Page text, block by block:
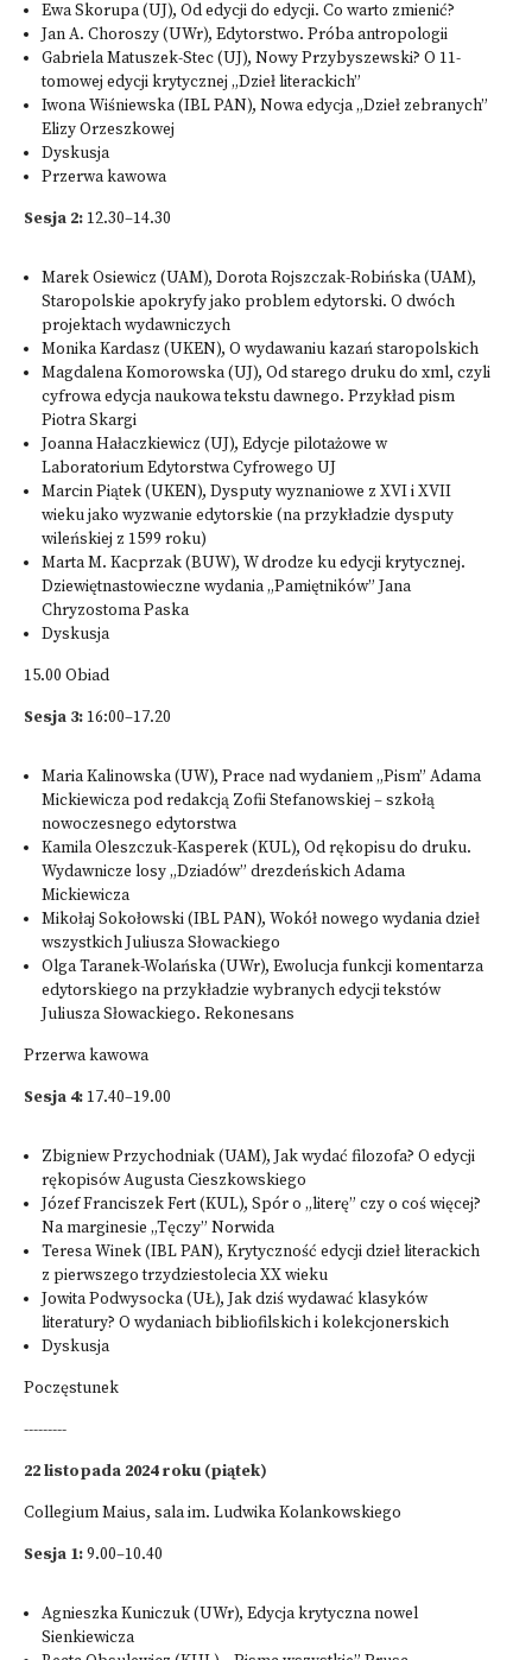
Ewa Skorupa (UJ), Od edycji do edycji. Co warto zmienić?
Jan A. Choroszy (UWr), Edytorstwo. Próba antropologii
Gabriela Matuszek-Stec (UJ), Nowy Przybyszewski? O 11-
tomowej edycji krytycznej „Dzieł literackich”
Iwona Wiśniewska (IBL PAN), Nowa edycja „Dzieł zebranych”
Elizy Orzeszkowej
Dyskusja
Przerwa kawowa
Sesja 2: 12.30–14.30
Marek Osiewicz (UAM), Dorota Rojszczak-Robińska (UAM),
Staropolskie apokryfy jako problem edytorski. O dwóch
projektach wydawniczych
Monika Kardasz (UKEN), O wydawaniu kazań staropolskich
Magdalena Komorowska (UJ), Od starego druku do xml, czyli
cyfrowa edycja naukowa tekstu dawnego. Przykład pism
Piotra Skargi
Joanna Hałaczkiewicz (UJ), Edycje pilotażowe w
Laboratorium Edytorstwa Cyfrowego UJ
Marcin Piątek (UKEN), Dysputy wyznaniowe z XVI i XVII
wieku jako wyzwanie edytorskie (na przykładzie dysputy
wileńskiej z 1599 roku)
Marta M. Kacprzak (BUW), W drodze ku edycji krytycznej.
Dziewiętnastowieczne wydania „Pamiętników” Jana
Chryzostoma Paska
Dyskusja
15.00 Obiad
Sesja 3: 16:00–17.20
Maria Kalinowska (UW), Prace nad wydaniem „Pism” Adama
Mickiewicza pod redakcją Zofii Stefanowskiej – szkołą
nowoczesnego edytorstwa
Kamila Oleszczuk-Kasperek (KUL), Od rękopisu do druku.
Wydawnicze losy „Dziadów” drezdeńskich Adama
Mickiewicza
Mikołaj Sokołowski (IBL PAN), Wokół nowego wydania dzieł
wszystkich Juliusza Słowackiego
Olga Taranek-Wolańska (UWr), Ewolucja funkcji komentarza
edytorskiego na przykładzie wybranych edycji tekstów
Juliusza Słowackiego. Rekonesans
Przerwa kawowa
Sesja 4: 17.40–19.00
Zbigniew Przychodniak (UAM), Jak wydać filozofa? O edycji
rękopisów Augusta Cieszkowskiego
Józef Franciszek Fert (KUL), Spór o „literę” czy o coś więcej?
Na marginesie „Tęczy” Norwida
Teresa Winek (IBL PAN), Krytyczność edycji dzieł literackich
z pierwszego trzydziestolecia XX wieku
Jowita Podwysocka (UŁ), Jak dziś wydawać klasyków
literatury? O wydaniach bibliofilskich i kolekcjonerskich
Dyskusja
Poczęstunek
---------
22 listopada 2024 roku (piątek)
Collegium Maius, sala im. Ludwika Kolankowskiego
Sesja 1:9.00–10.40
Agnieszka Kuniczuk (UWr), Edycja krytyczna nowel
Sienkiewicza